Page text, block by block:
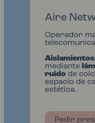
Aire
Operador
mediante
ruidode
espacio de
estética.
Pedir